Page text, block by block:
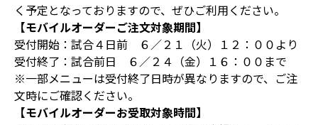
く予定となっておりますので、ぜひご利用ください。
【モバイルオーダーご注文対象期間】
受付開始：試合４日前 ６／２１（火）１２：００より
受付終了：試合前日 ６／２４（金）１６：００まで
※一部メニューは受付終了日時が異なりますので、ご注
文時にご確認ください。
【モバイルオーダーお受取対象時間】